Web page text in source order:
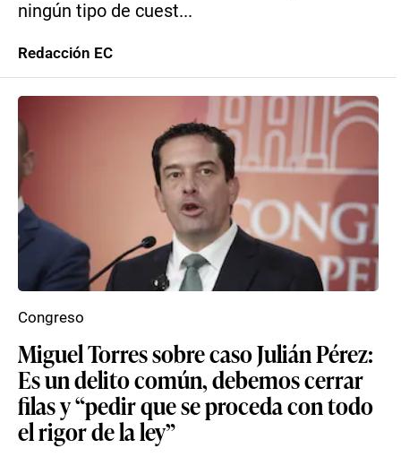
ningún tipo de cuest...
Redacción EC
Miguel Torres sobre caso Julián Pérez:
Es un delito común, debemos cerrar
filas y “pedir que se proceda con todo
el rigor de la ley”
Congreso